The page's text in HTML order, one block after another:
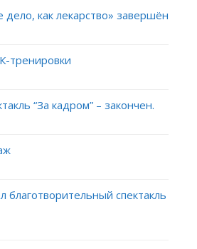
как лекарство» завершён
тренировки
“За кадром” – закончен.
благотворительный спектакль